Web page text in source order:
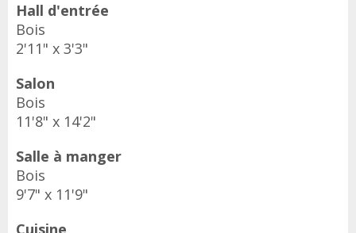
Hall d'entrée
Bois
2'11" x 3'3"
Salon
Bois
11'8" x 14'2"
Salle à manger
Bois
9'7" x 11'9"
Cuisine